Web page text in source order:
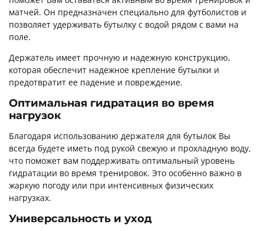
матчей. Он предназначен специально для футболистов и
позволяет удерживать бутылку с водой рядом с вами на
поле.
Держатель имеет прочную и надежную конструкцию,
которая обеспечит надежное крепление бутылки и
предотвратит ее падение и повреждение.
Оптимальная гидратация во время
нагрузок
Благодаря использованию держателя для бутылок Вы
всегда будете иметь под рукой свежую и прохладную воду,
что поможет вам поддерживать оптимальный уровень
гидратации во время тренировок. Это особенно важно в
жаркую погоду или при интенсивных физических
нагрузках.
Универсальность и уход